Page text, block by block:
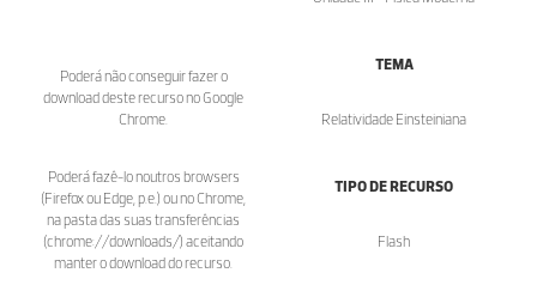
Poderá não conseguir fazer o
download deste recurso no Google
Chrome.
Poderá fazê-lo noutros browsers
(Firefox ou Edge, p.e.) ou no Chrome,
na pasta das suas transferências
(chrome://downloads/) aceitando
manter o download do recurso.
TEMA
Relatividade Einsteiniana
TIPO DE RECURSO
Flash